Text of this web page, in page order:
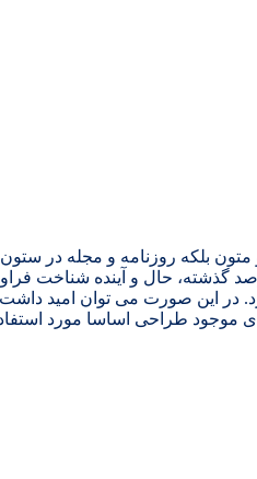
بلکه روزنامه و مجله در
گذشته، حال و آینده شناخت
این صورت می توان امید داشت
موجود طراحی اساسا مورد